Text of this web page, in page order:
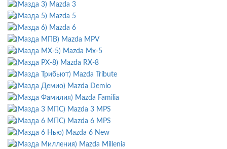
Mazda 3
Mazda 5
Mazda 6
Mazda MPV
Mazda Mx-5
Mazda RX-8
Mazda Tribute
Mazda Demio
Mazda Familia
Mazda 3 MPS
Mazda 6 MPS
Mazda 6 New
Mazda Millenia